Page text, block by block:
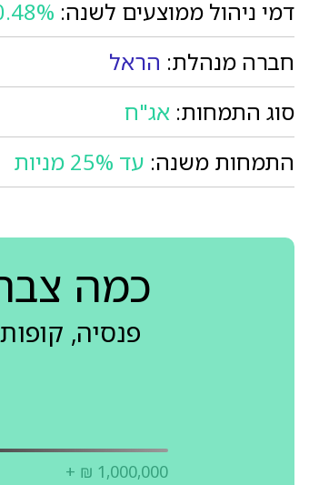
דמי ניהול ממוצעים לשנה:
חברה מנהלת: הראל
סוג התמחות: אג"ח
התמחות משנה: עד 25% מניות
כמה
פנסיה,
+ ₪ 1,000,000